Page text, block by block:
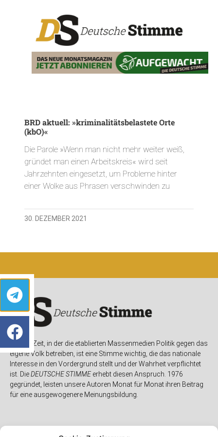
BRD aktuell: »kriminalitätsbelastete Orte
(kbO)«
Die Parole »Wenn man nicht mehr weiter weiß,
gründet man einen Arbeitskreis« wird seit
Jahrzehnten eingesetzt, um Probleme hinter
einer Wolke aus Phrasen verschwinden zu
30. DEZEMBER 2021
In einer Zeit, in der die etablierten Massenmedien Politik gegen das
eigene Volk betreiben, ist eine Stimme wichtig, die das nationale
Interesse in den Vordergrund stellt und der Wahrheit verpflichtet
ist. DieDEUTSCHE STIMMEerhebt diesen Anspruch. 1976
gegründet, leisten unsere Autoren Monat für Monat ihren Beitrag
für eine ausgewogenere Meinungsbildung.